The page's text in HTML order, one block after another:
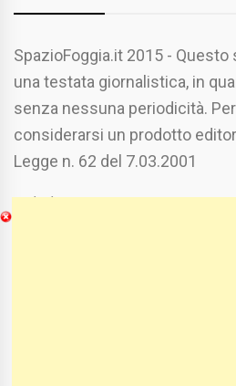
SpazioFoggia.it 2015 -
una testata giornalistica, in
senza nessuna periodicità.
considerarsi un prodotto
Legge n. 62 del 7.03.2001
Chi Siamo